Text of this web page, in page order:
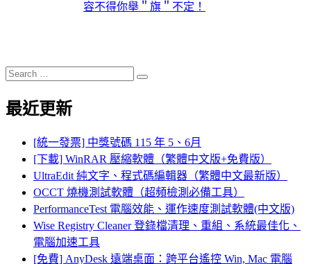
容不得你舉＂旗＂不定！
Search
for:
Search
最近更新
[統一發票] 中獎號碼 115 年 5、6月
[下載] WinRAR 壓縮軟體（繁體中文版+免費版）
UltraEdit 純文字、程式碼編輯器（繁體中文最新版）
OCCT 燒機測試軟體（超頻檢測必備工具）
PerformanceTest 電腦效能、運作速度測試軟體(中文版)
Wise Registry Cleaner 登錄檔清理、重組、系統最佳化、
電腦加速工具
[免費] AnyDesk 遠端桌面：跨平台遙控 Win, Mac 電腦